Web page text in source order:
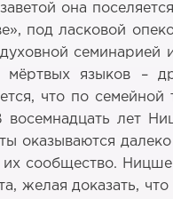
она
под ласковой
семинарией
языков –
что по семейной
восемнадцать лет
оказываются
их сообщество.
желая доказать, что